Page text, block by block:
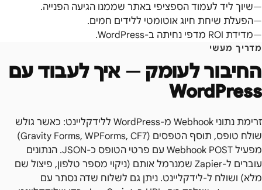
שיוך ליד לעמוד הספציפי באתר שממנו הגיעה הפנייה.
הפעלת שיחת חיוג אוטומטי ללידים חמים.
מדידת ROI מדפי נחיתה ב-WordPress.
מדריך מעשי
החיבור לעומק — איך לעבוד עם
WordPress
זרימת נתוני Webhook מ-WordPress ללידקליינט: כאשר גולש
שולח טופס, תוסף הטפסים (Gravity Forms, WPForms, CF7)
מפעיל Webhook POST עם פרטי הטופס כ-JSON. הנתונים
עוברים ל-Zapier שמנרמל אותם (ניקוי מספר טלפון, פיצול שם
מלא) ושולח ל-לידקליינט. ניתן גם לשלוח שדה נסתר עם